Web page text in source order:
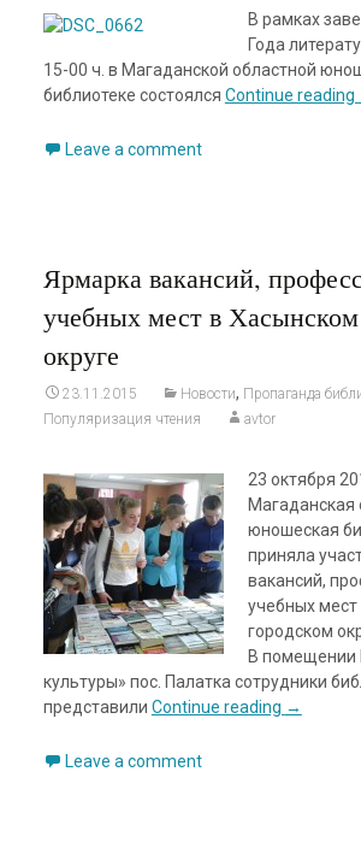
В рамках
Года
15-00 ч. в Магаданской областной
библиотеке состоялся Continue reading
Leave a comment
Ярмарка вакансий,
учебных мест в Хасынском
округе
23.11.2015 Новости, Пропаганда
Популяризация чтения
avtor
23 октября
Магаданская
юношеская
приняла
вакансий,
учебных
городском
В
культуры» пос. Палатка сотрудники
представили Continue reading →
Leave a comment